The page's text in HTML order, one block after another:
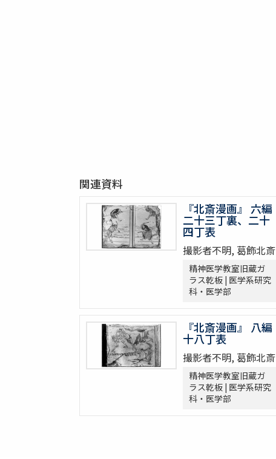
関連資料
『北斎漫画』 六編
二十三丁裏、二十
四丁表
撮影者不明, 葛飾北斎
精神医学教室旧蔵ガ
ラス乾板 | 医学系研究
科・医学部
『北斎漫画』 八編
十八丁表
撮影者不明, 葛飾北斎
精神医学教室旧蔵ガ
ラス乾板 | 医学系研究
科・医学部